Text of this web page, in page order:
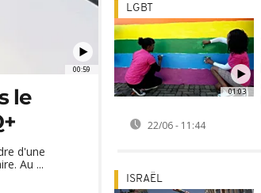
00:59
le
d'une
Au ...
01:03
LGBT
22/06 - 11:44
ISRAËL